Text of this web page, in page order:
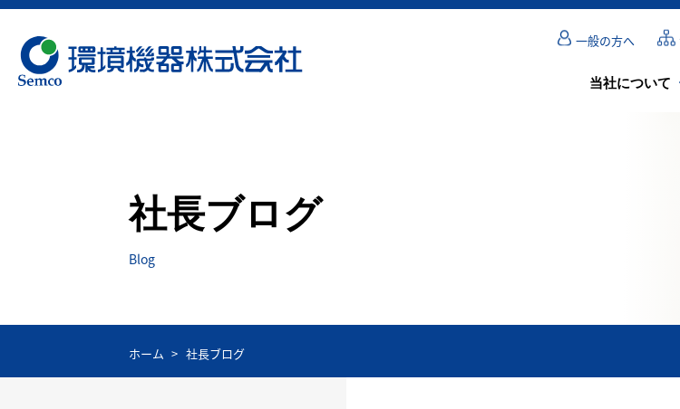
一般の方へ
当社について
社長ブログ
Blog
ホーム 社長ブログ